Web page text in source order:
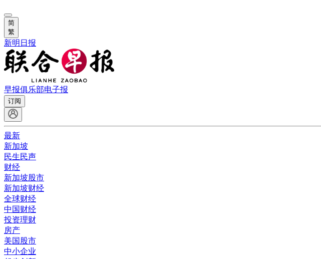
简
繁
新明日报
早报俱乐部电子报
订阅
最新
新加坡
民生民声
财经
新加坡股市
新加坡财经
全球财经
中国财经
投资理财
房产
美国股市
中小企业